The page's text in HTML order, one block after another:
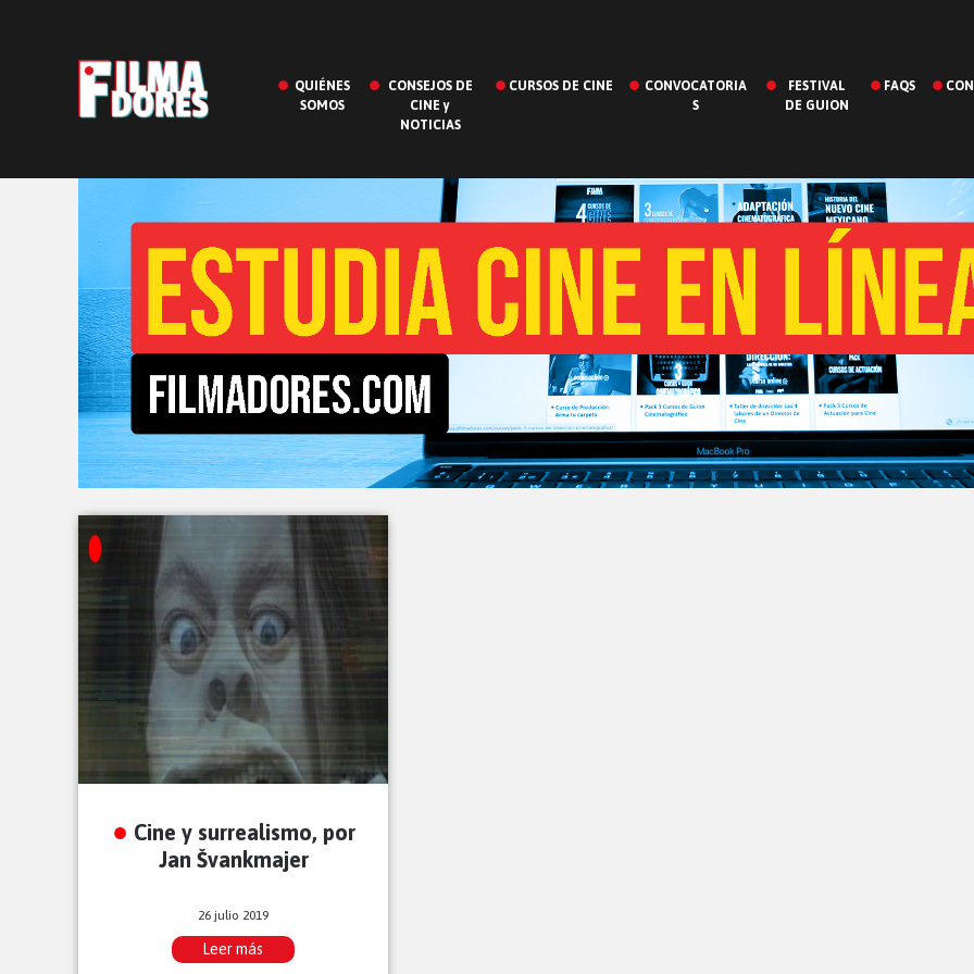
QUIÉNES
SOMOS
CONSEJOS DE
CINE y
NOTICIAS
CURSOS DE CINE
CONVOCATORIA
S
FESTIVAL
DE GUION
FAQS
Cine y surrealismo, por
Jan Švankmajer
26 julio 2019
Leer más